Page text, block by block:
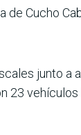
Cucho
junto a
23